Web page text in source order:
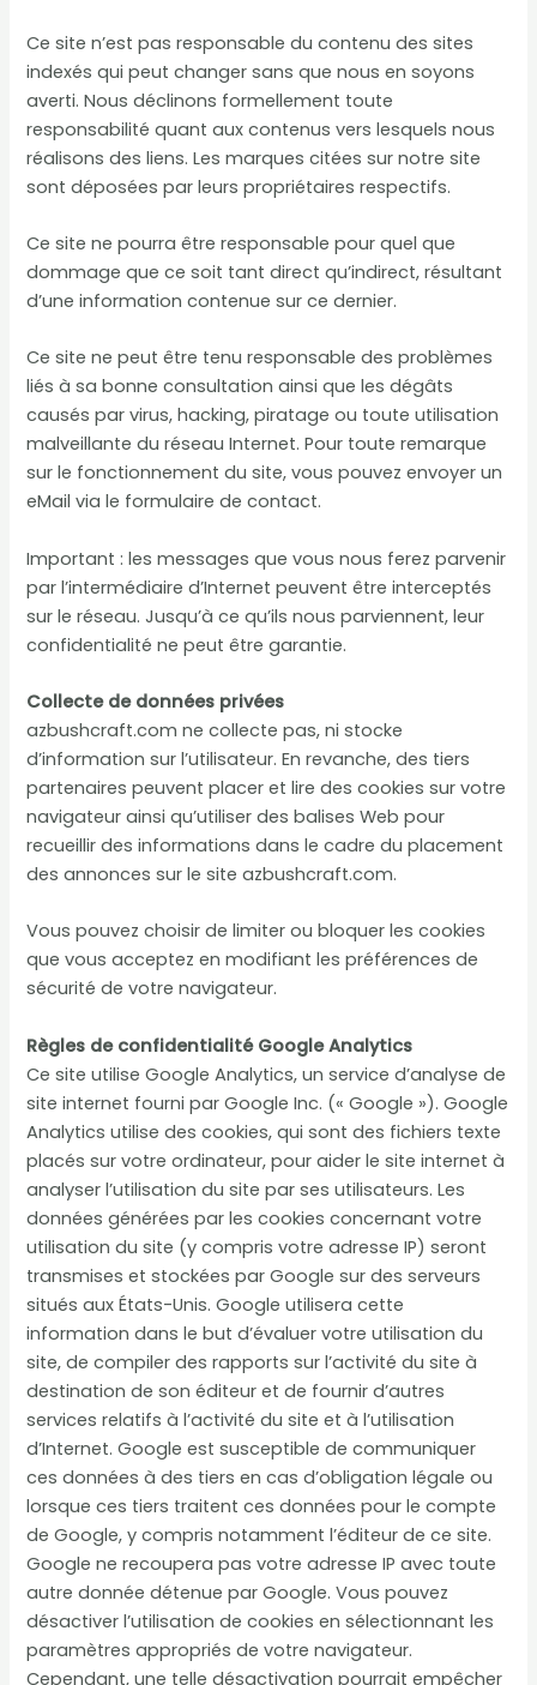
Ce site n’est pas responsable du contenu des sites
indexés qui peut changer sans que nous en soyons
averti. Nous déclinons formellement toute
responsabilité quant aux contenus vers lesquels nous
réalisons des liens. Les marques citées sur notre site
sont déposées par leurs propriétaires respectifs.
Ce site ne pourra être responsable pour quel que
dommage que ce soit tant direct qu’indirect, résultant
d’une information contenue sur ce dernier.
Ce site ne peut être tenu responsable des problèmes
liés à sa bonne consultation ainsi que les dégâts
causés par virus, hacking, piratage ou toute utilisation
malveillante du réseau Internet. Pour toute remarque
sur le fonctionnement du site, vous pouvez envoyer un
eMail via le formulaire de contact.
Important : les messages que vous nous ferez parvenir
par l’intermédiaire d’Internet peuvent être interceptés
sur le réseau. Jusqu’à ce qu’ils nous parviennent, leur
confidentialité ne peut être garantie.
Collecte de données privées
azbushcraft.com ne collecte pas, ni stocke
d’information sur l’utilisateur. En revanche, des tiers
partenaires peuvent placer et lire des cookies sur votre
navigateur ainsi qu’utiliser des balises Web pour
recueillir des informations dans le cadre du placement
des annonces sur le site azbushcraft.com.
Vous pouvez choisir de limiter ou bloquer les cookies
que vous acceptez en modifiant les préférences de
sécurité de votre navigateur.
Règles de confidentialité Google Analytics
Ce site utilise Google Analytics, un service d’analyse de
site internet fourni par Google Inc. (« Google »). Google
Analytics utilise des cookies, qui sont des fichiers texte
placés sur votre ordinateur, pour aider le site internet à
analyser l’utilisation du site par ses utilisateurs. Les
données générées par les cookies concernant votre
utilisation du site (y compris votre adresse IP) seront
transmises et stockées par Google sur des serveurs
situés aux États-Unis. Google utilisera cette
information dans le but d’évaluer votre utilisation du
site, de compiler des rapports sur l’activité du site à
destination de son éditeur et de fournir d’autres
services relatifs à l’activité du site et à l’utilisation
d’Internet. Google est susceptible de communiquer
ces données à des tiers en cas d’obligation légale ou
lorsque ces tiers traitent ces données pour le compte
de Google, y compris notamment l’éditeur de ce site.
Google ne recoupera pas votre adresse IP avec toute
autre donnée détenue par Google. Vous pouvez
désactiver l’utilisation de cookies en sélectionnant les
paramètres appropriés de votre navigateur.
Cependant, une telle désactivation pourrait empêcher